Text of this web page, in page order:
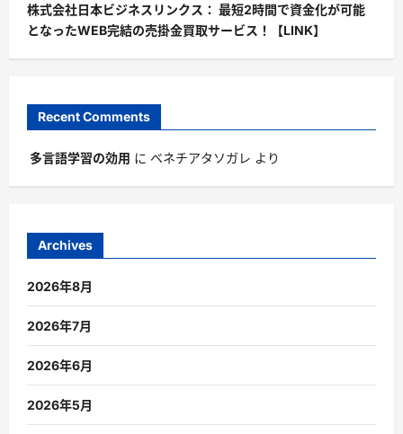
株式会社日本ビジネスリンクス： 最短2時間で資金化が可能
となったWEB完結の売掛金買取サービス！【LINK】
Recent Comments
多言語学習の効用 に ベネチアタソガレ より
Archives
2026年8月
2026年7月
2026年6月
2026年5月